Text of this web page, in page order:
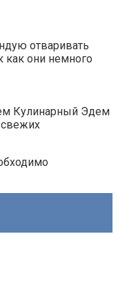
отваривать
как они немного
Кулинарный Эдем
свежих